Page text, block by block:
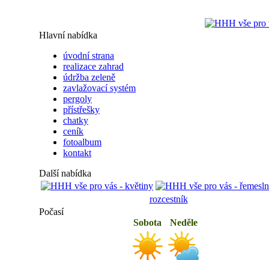
Hlavní nabídka
úvodní strana
realizace zahrad
údržba zeleně
zavlažovací systém
pergoly
přístřešky
chatky
ceník
fotoalbum
kontakt
Další nabídka
rozcestník
Počasí
Sobota
Neděle